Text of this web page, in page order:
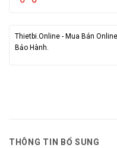
Thietbi.Online - Mua Bán
Bảo Hành.
THÔNG TIN BỔ SUNG